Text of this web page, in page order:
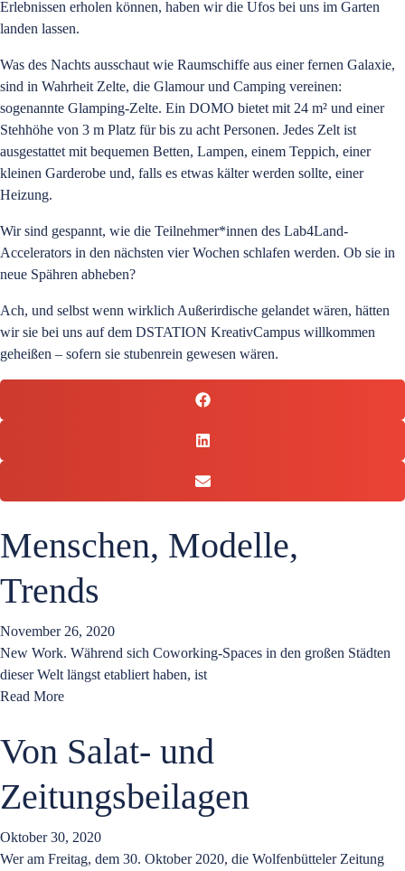
Erlebnissen erholen können, haben wir die Ufos bei uns im Garten
landen lassen.
Was des Nachts ausschaut wie Raumschiffe aus einer fernen Galaxie,
sind in Wahrheit Zelte, die Glamour und Camping vereinen:
sogenannte Glamping-Zelte. Ein DOMO bietet mit 24 m² und einer
Stehhöhe von 3 m Platz für bis zu acht Personen. Jedes Zelt ist
ausgestattet mit bequemen Betten, Lampen, einem Teppich, einer
kleinen Garderobe und, falls es etwas kälter werden sollte, einer
Heizung.
Wir sind gespannt, wie die Teilnehmer*innen des Lab4Land-
Accelerators in den nächsten vier Wochen schlafen werden. Ob sie in
neue Spähren abheben?
Ach, und selbst wenn wirklich Außerirdische gelandet wären, hätten
wir sie bei uns auf dem DSTATION KreativCampus willkommen
geheißen – sofern sie stubenrein gewesen wären.
Menschen, Modelle,
Trends
November 26, 2020
New Work. Während sich Coworking-Spaces in den großen Städten
dieser Welt längst etabliert haben, ist
Read More
Von Salat- und
Zeitungsbeilagen
Oktober 30, 2020
Wer am Freitag, dem 30. Oktober 2020, die Wolfenbütteler Zeitung